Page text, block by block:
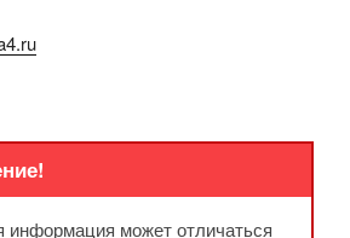
информация может отличаться